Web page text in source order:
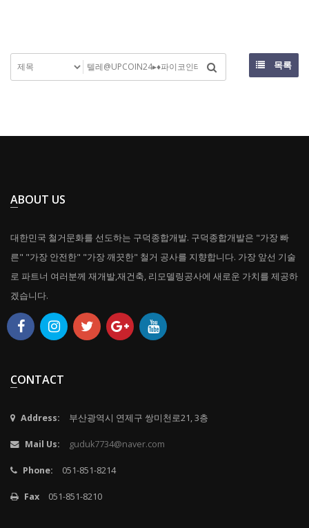
목록
ABOUT US
대한민국 철거문화를 선도하는 구덕종합개발. 구덕종합개발은 "가장 빠
른" "가장 안전한" "가장 깨끗한" 철거 공사를 지향합니다. 가장 앞선 기술
로 파트너 여러분께 재개발,재건축, 리모델링공사에 새로운 가치를 제공하
겠습니다.
CONTACT
Address: 부산광역시 연제구 쌍미천로21, 3층
Mail Us: guduk7734@naver.com
Phone: 051-851-8214
Fax 051-851-8210